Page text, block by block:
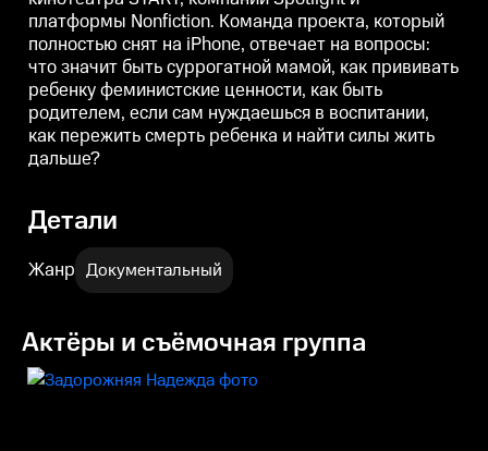
пережить смерть ребенка и
найти силы жить дальше?
пережить смерть ребенка и
найти силы жить дальше?
платформы Nonfiction. Команда проекта, который
полностью снят на iPhone, отвечает на вопросы:
что значит быть суррогатной мамой, как прививать
ребенку феминистские ценности, как быть
родителем, если сам нуждаешься в воспитании,
как пережить смерть ребенка и найти силы жить
дальше?
Детали
Жанр Документальный
Актёры и съёмочная группа